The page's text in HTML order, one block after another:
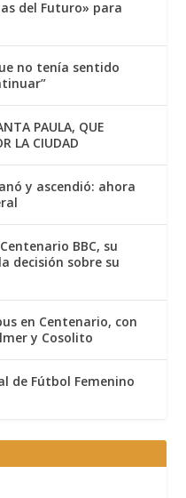
del Futuro» para
no tenía sentido
PAULA, QUE
LA CIUDAD
y ascendió: ahora
BBC, su
decisión sobre su
en Centenario, con
y Cosolito
de Fútbol Femenino